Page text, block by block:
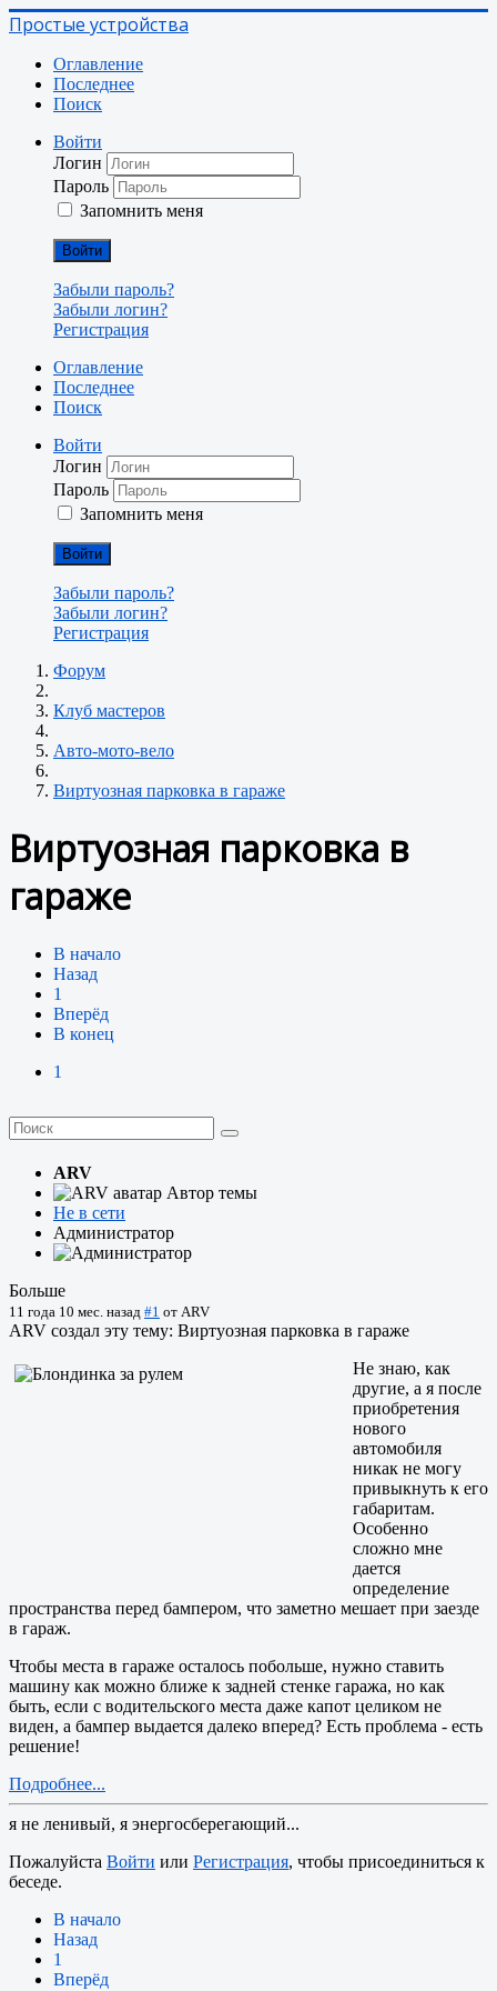
Простые устройства
Оглавление
Последнее
Поиск
Войти
Логин
Пароль
Запомнить меня
Войти
Забыли пароль?
Забыли логин?
Регистрация
Оглавление
Последнее
Поиск
Войти
Логин
Пароль
Запомнить меня
Войти
Забыли пароль?
Забыли логин?
Регистрация
Форум
Клуб мастеров
Авто-мото-вело
Виртуозная парковка в гараже
Виртуозная парковка в
гараже
В начало
Назад
1
Вперёд
В конец
1
ARV
Автор темы
Не в сети
Администратор
Больше
11 года 10 мес. назад #1 от ARV
ARV создал эту тему: Виртуозная парковка в гараже
Не знаю, как
другие, а я после
приобретения
нового
автомобиля
никак не могу
привыкнуть к его
габаритам.
Особенно
сложно мне
дается
определение
пространства перед бампером, что заметно мешает при заезде
в гараж.
Чтобы места в гараже осталось побольше, нужно ставить
машину как можно ближе к задней стенке гаража, но как
быть, если с водительского места даже капот целиком не
виден, а бампер выдается далеко вперед? Есть проблема - есть
решение!
Подробнее...
я не ленивый, я энергосберегающий...
Пожалуйста Войти или Регистрация, чтобы присоединиться к
беседе.
В начало
Назад
1
Вперёд